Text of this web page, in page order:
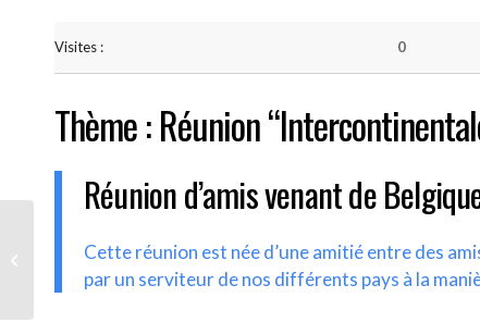
Visites : 0
Thème : Réunion
Réunion d’amis venant de
Cette réunion est née d’une amitié entre des
par un serviteur de nos différents pays à la
AA-UNITE.BE (Réunion
intercontinentale OUVERTE)